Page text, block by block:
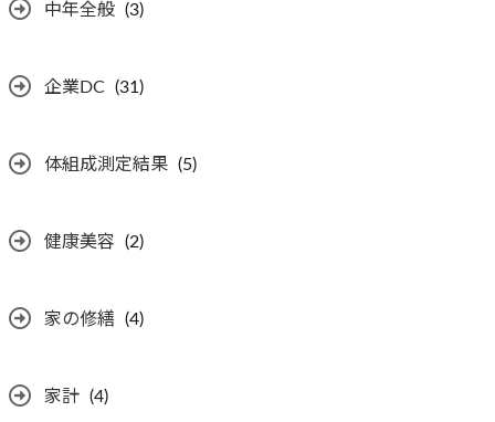
中年全般 (3)
企業DC (31)
体組成測定結果 (5)
健康美容 (2)
家の修繕 (4)
家計 (4)